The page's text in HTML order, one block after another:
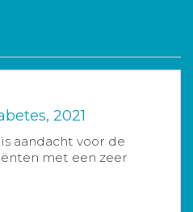
2021
aandacht voor de
met een zeer